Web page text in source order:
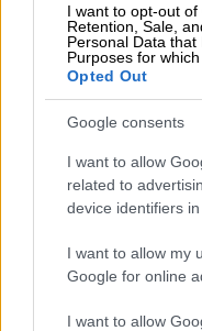
I want to opt-out of
Retention, Sale,
Personal Data
Purposes for
Opted Out
Google consents
I want to allow
related to
device identifiers in
I want to allow my
Google for online
I want to allow
Πολιτική|
Κεφαλογιάννης
«Εγκληματικές
112, όταν
Σφοδρή επίθεση
Πατρέων